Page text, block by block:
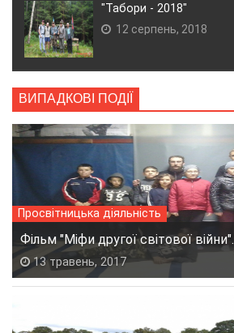
"Табори - 2018"
12 серпень, 2018
ВИПАДКОВІ ПОДІЇ
Просвітницька діяльність
Фільм "Міфи другої світової війни".
13 травень, 2017